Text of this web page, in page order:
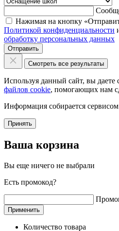
Нажимая на кнопку
Политикой конфиденциальности
обработку персональных данных
Отправить
Смотреть все результаты
Используя данный сайт, вы даете
файлов cookie, помогающих нам
Информация собирается сервисом
Принять
Ваша корзина
Вы еще ничего не выбрали
Есть промокод?
Применить
Количество товара